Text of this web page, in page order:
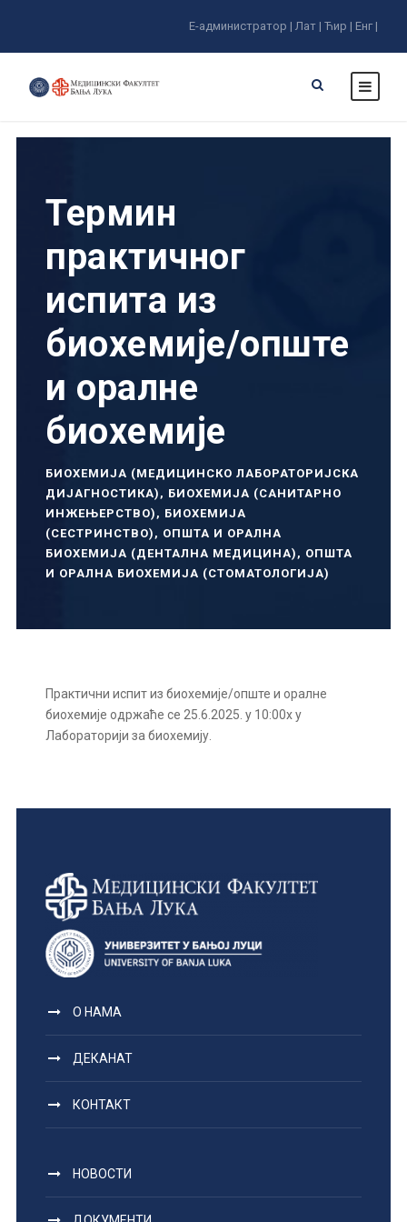
Е-администратор | Лат | Ћир | Енг |
Термин
практичног
испита из
биохемије/опште
и оралне
биохемије
БИОХЕМИЈА (МЕДИЦИНСКО ЛАБОРАТОРИЈСКА
ДИЈАГНОСТИКА) , БИОХЕМИЈА (САНИТАРНО
ИНЖЕЊЕРСТВО) , БИОХЕМИЈА
(СЕСТРИНСТВО) , ОПШТА И ОРАЛНА
БИОХЕМИЈА (ДЕНТАЛНА МЕДИЦИНА) , ОПШТА
И ОРАЛНА БИОХЕМИЈА (СТОМАТОЛОГИЈА)
Практични испит из биохемије/опште и оралне
биохемије одржаће се 25.6.2025. у 10:00х у
Лабораторији за биохемију.
О НАМА
ДЕКАНАТ
КОНТАКТ
НОВОСТИ